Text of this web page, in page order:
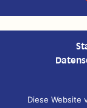
Diese Website